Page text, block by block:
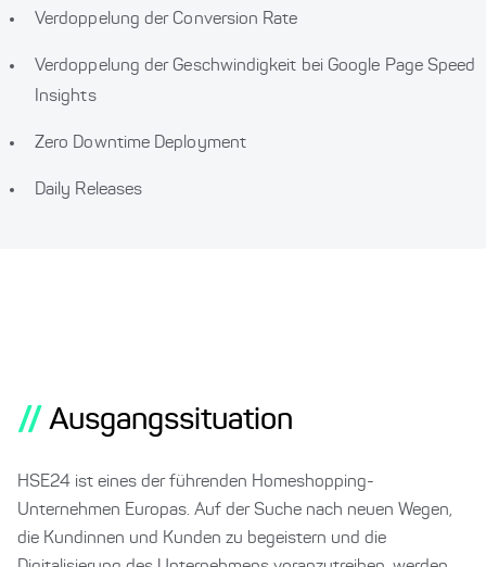
Verdoppelung der Conversion Rate
Verdoppelung der Geschwindigkeit bei Google Page Speed
Insights
Zero Downtime Deployment
Daily Releases
// Ausgangssituation
HSE24 ist eines der führenden Homeshopping-
Unternehmen Europas. Auf der Suche nach neuen Wegen,
die Kundinnen und Kunden zu begeistern und die